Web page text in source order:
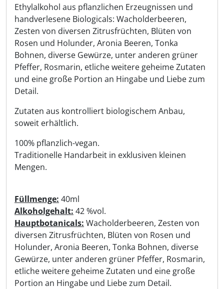
Ethylalkohol aus pflanzlichen Erzeugnissen und
handverlesene Biologicals: Wacholderbeeren,
Zesten von diversen Zitrusfrüchten, Blüten von
Rosen und Holunder, Aronia Beeren, Tonka
Bohnen, diverse Gewürze, unter anderen grüner
Pfeffer, Rosmarin, etliche weitere geheime Zutaten
und eine große Portion an Hingabe und Liebe zum
Detail.
Zutaten aus kontrolliert biologischem Anbau,
soweit erhältlich.
100% pflanzlich-vegan.
Traditionelle Handarbeit in exklusiven kleinen
Mengen.
Füllmenge: 40ml
Alkoholgehalt: 42 %vol.
Hauptbotanicals: Wacholderbeeren, Zesten von
diversen Zitrusfrüchten, Blüten von Rosen und
Holunder, Aronia Beeren, Tonka Bohnen, diverse
Gewürze, unter anderen grüner Pfeffer, Rosmarin,
etliche weitere geheime Zutaten und eine große
Portion an Hingabe und Liebe zum Detail.